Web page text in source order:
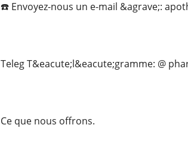
☎️ Envoyez-nous un e-mail &agrave;:
Teleg️ T&eacute;l&eacute;gramme: @
Ce que nous offrons.